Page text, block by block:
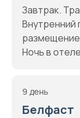
Завтрак.
Внутренний
Ночь в
9 день
Белфаст